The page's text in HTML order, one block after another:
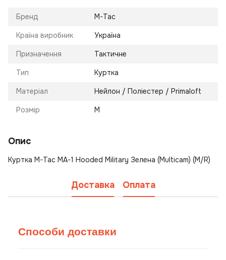
Бренд M-Tac
Країна виробник Україна
Призначення Тактичне
Тип Куртка
Матеріал Нейлон / Поліестер / Primaloft
Розмір M
Опис
Куртка M-Tac MA-1 Hooded Military Зелена (Multicam) (M/R)
Доставка Оплата
Способи доставки